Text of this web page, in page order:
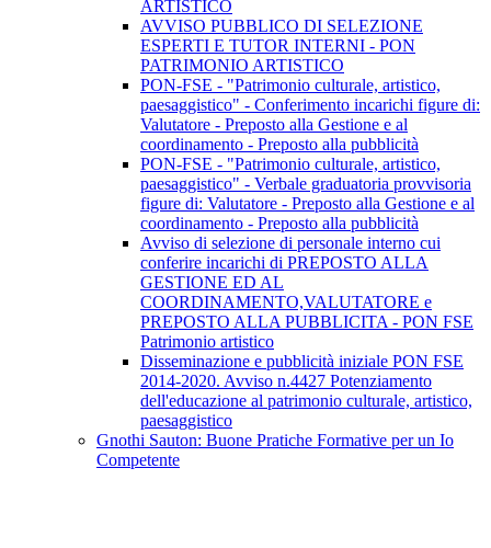
ARTISTICO
AVVISO PUBBLICO DI SELEZIONE
ESPERTI E TUTOR INTERNI - PON
PATRIMONIO ARTISTICO
PON-FSE - "Patrimonio culturale, artistico,
paesaggistico" - Conferimento incarichi figure di:
Valutatore - Preposto alla Gestione e al
coordinamento - Preposto alla pubblicità
PON-FSE - "Patrimonio culturale, artistico,
paesaggistico" - Verbale graduatoria provvisoria
figure di: Valutatore - Preposto alla Gestione e al
coordinamento - Preposto alla pubblicità
Avviso di selezione di personale interno cui
conferire incarichi di PREPOSTO ALLA
GESTIONE ED AL
COORDINAMENTO,VALUTATORE e
PREPOSTO ALLA PUBBLICITA - PON FSE
Patrimonio artistico
Disseminazione e pubblicità iniziale PON FSE
2014-2020. Avviso n.4427 Potenziamento
dell'educazione al patrimonio culturale, artistico,
paesaggistico
Gnothi Sauton: Buone Pratiche Formative per un Io
Competente